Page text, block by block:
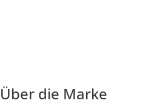
Über die Marke